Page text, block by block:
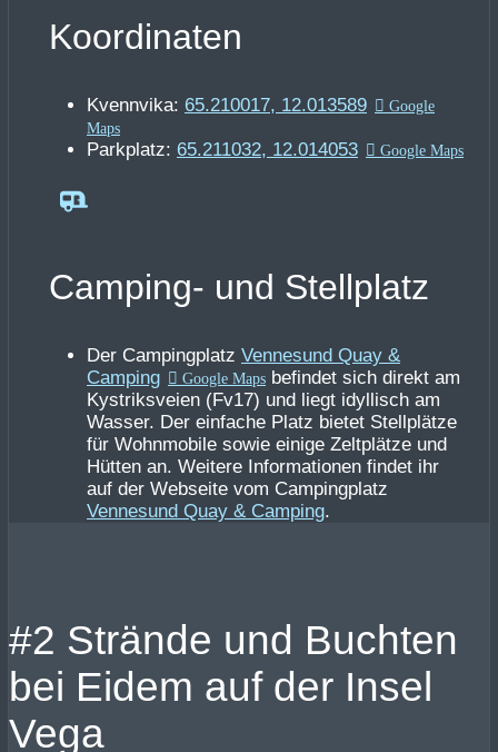
Koordinaten
Kvennvika: 65.210017, 12.013589
Parkplatz: 65.211032, 12.014053
Camping- und Stellplatz
Der Campingplatz Vennesund Quay &
Camping
befindet sich direkt am
Kystriksveien (Fv17) und liegt idyllisch am
Wasser. Der einfache Platz bietet Stellplätze
für Wohnmobile sowie einige Zeltplätze und
Hütten an. Weitere Informationen findet ihr
auf der Webseite vom Campingplatz
Vennesund Quay & Camping.
#2 Strände und Buchten
bei Eidem auf der Insel
Vega